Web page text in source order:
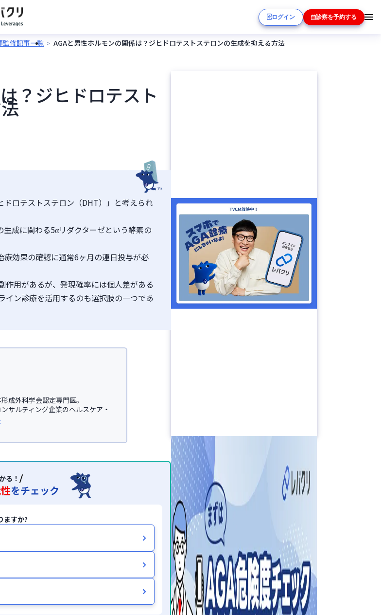
ログイン 診察を予約する
監修記事一覧 AGAと男性ホルモンの関係は？ジヒドロテストステロンの生成を抑える方法
？ジヒドロテスト
ドロテストステロン（DHT）」と考えられ
成に関わる5αリダクターゼという酵素の
効果の確認に通常6ヶ月の連日投与が必
作用があるが、発現確率には個人差がある
イン診療を活用するのも選択肢の一つであ
成外科学会認定専門医。
サルティング企業のヘルスケア・
美容医療を主とした
る！
をチェック
ますか?